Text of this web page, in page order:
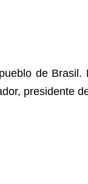
de
presidente